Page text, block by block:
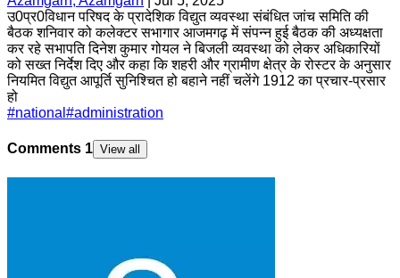
उ0प्र0विधान परिषद के प्रादेशिक विद्युत व्यवस्था संबंधित जांच समिति की
बैठक शनिवार को कलेक्टर सभागार आजमगढ़ में संपन्न हुई बैठक की अध्यक्षता
कर रहे सभापति दिनेश कुमार गोयल ने बिजली व्यवस्था को लेकर अधिकारियों
को सख्त निर्देश दिए और कहा कि शहरी और ग्रामीण क्षेत्र के रोस्टर के अनुसार
नियमित विद्युत आपूर्ति सुनिश्चित हो बहाने नहीं चलेंगे 1912 का प्रचार-प्रसार
हो
#national #administration
Comments 1 View all